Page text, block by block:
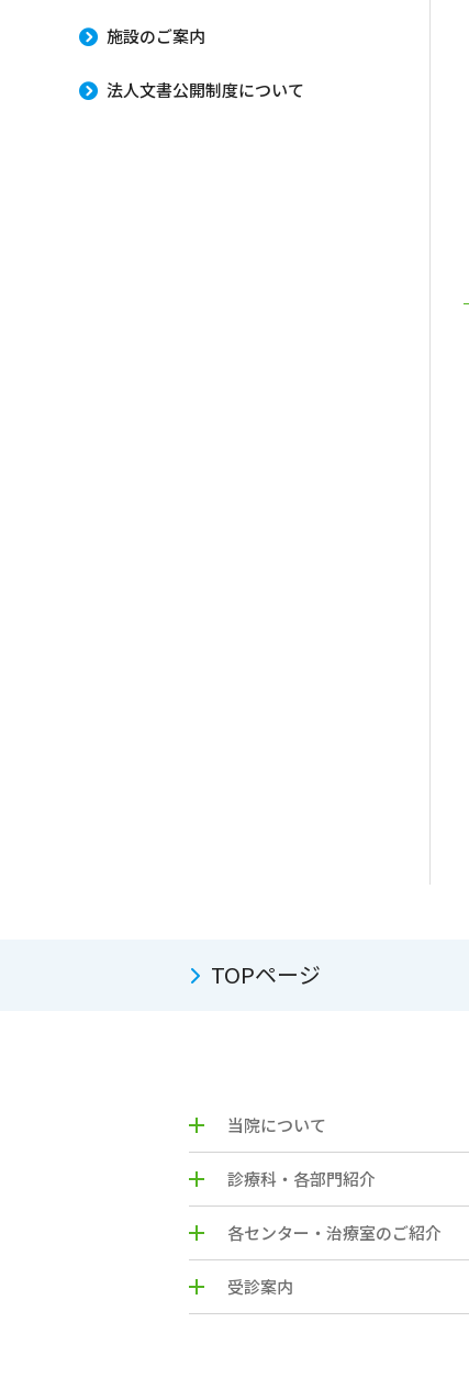
施設のご案内
法人文書公開制度について
TOPページ
当院について
診療科・各部門紹介
各センター・治療室のご紹介
受診案内